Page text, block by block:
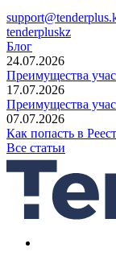
tenderpluskz
Блог
24.07.2026
Преимущества
17.07.2026
Преимущества
07.07.2026
Как попасть в
Все статьи